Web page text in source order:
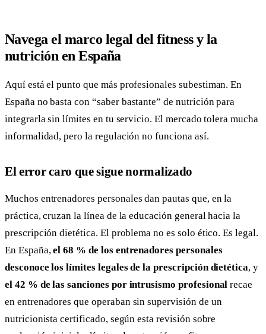
Navega el marco legal del fitness y la
nutrición en España
Aquí está el punto que más profesionales subestiman. En
España no basta con “saber bastante” de nutrición para
integrarla sin límites en tu servicio. El mercado tolera mucha
informalidad, pero la regulación no funciona así.
El error caro que sigue normalizado
Muchos entrenadores personales dan pautas que, en la
práctica, cruzan la línea de la educación general hacia la
prescripción dietética. El problema no es solo ético. Es legal.
En España,el 68 % de los entrenadores personales
desconoce los límites legales de la prescripción dietética, y
el 42 % de las sanciones por intrusismo profesional recae
en entrenadores que operaban sin supervisión de un
nutricionista certificado, según esta revisión sobre